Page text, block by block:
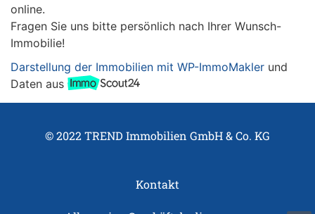
online.
Fragen Sie uns bitte persönlich nach Ihrer Wunsch-
Immobilie!
Darstellung der Immobilien mit WP-ImmoMakler und
Daten aus
© 2022 TREND Immobilien GmbH & Co. KG
Kontakt